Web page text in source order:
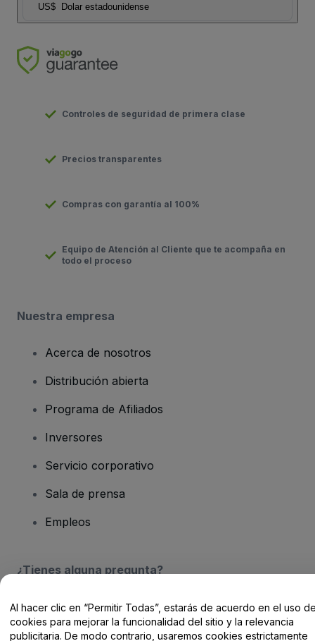
US$ Dolar estadounidense
Controles de seguridad de primera clase
Precios transparentes
Compras con garantía al 100%
Equipo de Atención al Cliente que te acompaña en
todo el proceso
Nuestra empresa
Acerca de nosotros
Distribución abierta
Programa de Afiliados
Inversores
Servicio corporativo
Sala de prensa
Empleos
¿Tienes alguna pregunta?
Centro de Ayuda / Contacto
Al hacer clic en “Permitir Todas”, estarás de acuerdo en el uso
cookies para mejorar la funcionalidad del sitio y la relevancia
publicitaria. De modo contrario, usaremos cookies estrictamente